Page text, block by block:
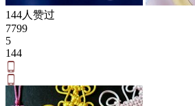
144人赞过
7799
5
144